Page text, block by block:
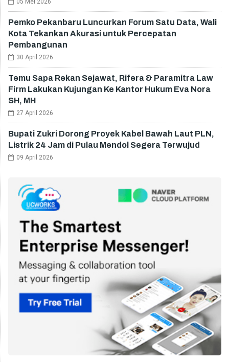
05 Mei 2026
Pemko Pekanbaru Luncurkan Forum Satu Data, Wali
Kota Tekankan Akurasi untuk Percepatan
Pembangunan
30 April 2026
Temu Sapa Rekan Sejawat, Rifera & Paramitra Law
Firm Lakukan Kujungan Ke Kantor Hukum Eva Nora
SH, MH
27 April 2026
Bupati Zukri Dorong Proyek Kabel Bawah Laut PLN,
Listrik 24 Jam di Pulau Mendol Segera Terwujud
09 April 2026